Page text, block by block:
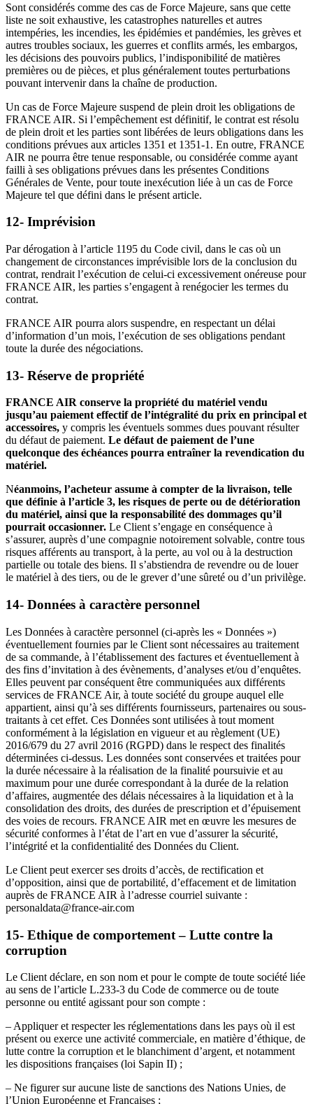
Sont considérés comme des cas de Force Majeure, sans que cette
liste ne soit exhaustive, les catastrophes naturelles et autres
intempéries, les incendies, les épidémies et pandémies, les grèves et
autres troubles sociaux, les guerres et conflits armés, les embargos,
les décisions des pouvoirs publics, l’indisponibilité de matières
premières ou de pièces, et plus généralement toutes perturbations
pouvant intervenir dans la chaîne de production.
Un cas de Force Majeure suspend de plein droit les obligations de
FRANCE AIR. Si l’empêchement est définitif, le contrat est résolu
de plein droit et les parties sont libérées de leurs obligations dans les
conditions prévues aux articles 1351 et 1351-1. En outre, FRANCE
AIR ne pourra être tenue responsable, ou considérée comme ayant
failli à ses obligations prévues dans les présentes Conditions
Générales de Vente, pour toute inexécution liée à un cas de Force
Majeure tel que défini dans le présent article.
12- Imprévision
Par dérogation à l’article 1195 du Code civil, dans le cas où un
changement de circonstances imprévisible lors de la conclusion du
contrat, rendrait l’exécution de celui-ci excessivement onéreuse pour
FRANCE AIR, les parties s’engagent à renégocier les termes du
contrat.
FRANCE AIR pourra alors suspendre, en respectant un délai
d’information d’un mois, l’exécution de ses obligations pendant
toute la durée des négociations.
13- Réserve de propriété
FRANCE AIR conserve la propriété du matériel vendu
jusqu’au paiement effectif de l’intégralité du prix en principal et
accessoires, y compris les éventuels sommes dues pouvant résulter
du défaut de paiement. Le défaut de paiement de l’une
quelconque des échéances pourra entraîner la revendication du
matériel.
Néanmoins, l’acheteur assume à compter de la livraison, telle
que définie à l’article 3, les risques de perte ou de détérioration
du matériel, ainsi que la responsabilité des dommages qu’il
pourrait occasionner. Le Client s’engage en conséquence à
s’assurer, auprès d’une compagnie notoirement solvable, contre tous
risques afférents au transport, à la perte, au vol ou à la destruction
partielle ou totale des biens. Il s’abstiendra de revendre ou de louer
le matériel à des tiers, ou de le grever d’une sûreté ou d’un privilège.
14- Données à caractère personnel
Les Données à caractère personnel (ci-après les « Données »)
éventuellement fournies par le Client sont nécessaires au traitement
de sa commande, à l’établissement des factures et éventuellement à
des fins d’invitation à des évènements, d’analyses et/ou d’enquêtes.
Elles peuvent par conséquent être communiquées aux différents
services de FRANCE Air, à toute société du groupe auquel elle
appartient, ainsi qu’à ses différents fournisseurs, partenaires ou sous-
traitants à cet effet. Ces Données sont utilisées à tout moment
conformément à la législation en vigueur et au règlement (UE)
2016/679 du 27 avril 2016 (RGPD) dans le respect des finalités
déterminées ci-dessus. Les données sont conservées et traitées pour
la durée nécessaire à la réalisation de la finalité poursuivie et au
maximum pour une durée correspondant à la durée de la relation
d’affaires, augmentée des délais nécessaires à la liquidation et à la
consolidation des droits, des durées de prescription et d’épuisement
des voies de recours. FRANCE AIR met en œuvre les mesures de
sécurité conformes à l’état de l’art en vue d’assurer la sécurité,
l’intégrité et la confidentialité des Données du Client.
Le Client peut exercer ses droits d’accès, de rectification et
d’opposition, ainsi que de portabilité, d’effacement et de limitation
auprès de FRANCE AIR à l’adresse courriel suivante :
personaldata@france-air.com
15- Ethique de comportement – Lutte contre la
corruption
Le Client déclare, en son nom et pour le compte de toute société liée
au sens de l’article L.233-3 du Code de commerce ou de toute
personne ou entité agissant pour son compte :
– Appliquer et respecter les réglementations dans les pays où il est
présent ou exerce une activité commerciale, en matière d’éthique, de
lutte contre la corruption et le blanchiment d’argent, et notamment
les dispositions françaises (loi Sapin II) ;
– Ne figurer sur aucune liste de sanctions des Nations Unies, de
l’Union Européenne et Françaises ;